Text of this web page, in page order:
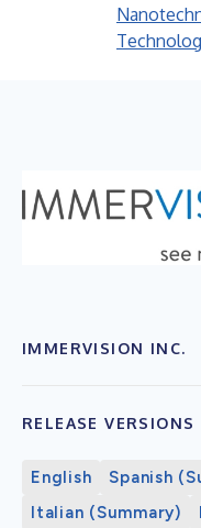
IMMERVISION INC.
RELEASE VERSIONS
English Spanish
Italian (Summary)